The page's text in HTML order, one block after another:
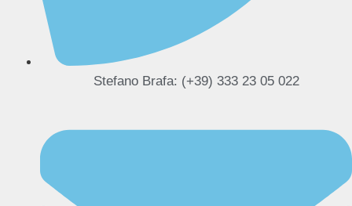
Stefano Brafa: (+39) 333 23 05 022